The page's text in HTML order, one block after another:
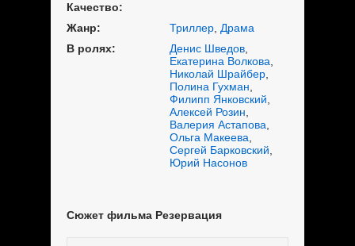
Качество:
Жанр:
Триллер Драма
В ролях:
Денис Шведов
Екатерина Волкова
Николай Шрайбер
Полина Гухман
Филипп Янковский
Алексей Розин
Валерия Астапова
Ольга Макеева
Сергей Барковский
Юрий Насонов
Сюжет фильма Резервация